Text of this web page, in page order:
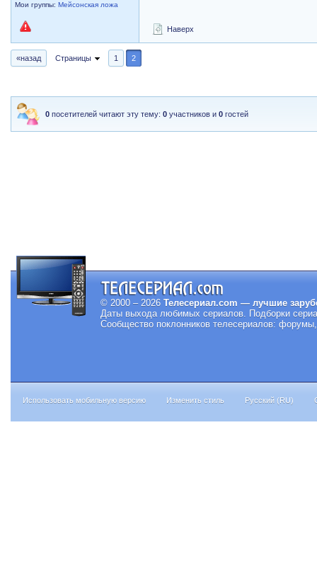
Мои группы:Мейсонская ложа
Наверх
«назад Страницы 1 2
0 посетителей читают эту тему:0 участников и0 гостей
© 2000 – 2026 Телесериал.com — лучшие
Даты выхода любимых сериалов. Подборки
Сообщество поклонников телесериалов:
Использовать мобильную версию Изменить стиль Русский (RU)